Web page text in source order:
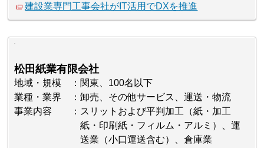
建設業専門工事会社がIT活用でDXを推進
松田紙業有限会社
地域・規模
関東、100名以下
業種・業界
卸売、その他サービス、運送・物流
事業内容
スリットおよび平判加工（紙・加工
紙・印刷紙・フィルム・アルミ）、運
送業（小口運送含む）、倉庫業